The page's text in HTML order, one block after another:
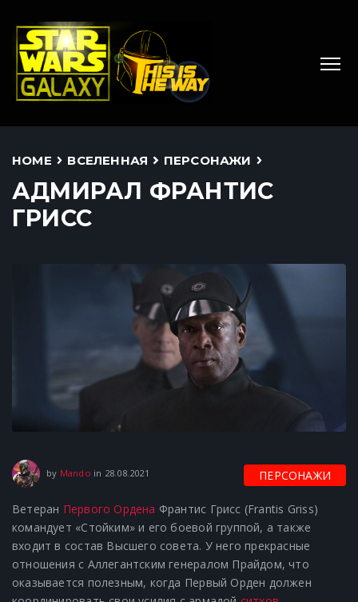
HOME ВСЕЛЕННАЯ ПЕРСОНАЖИ
АДМИРАЛ ФРАНТИС
ГРИСС
by Mando in 28.08.2021 ПЕРСОНАЖИ
Ветеран Первого Ордена Франтис Грисс (Frantis Griss)
командует «Стойким» и его боевой группой, а также
входит в состав Высшего совета. У него прекрасные
отношения с Аллегантским генералом Прайдом, что
оказывается полезным, когда Первый Орден должен